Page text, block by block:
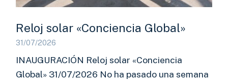
Reloj solar «Conciencia Global»
31/07/2026
INAUGURACIÓN Reloj solar «Conciencia
Global» 31/07/2026 No ha pasado una semana